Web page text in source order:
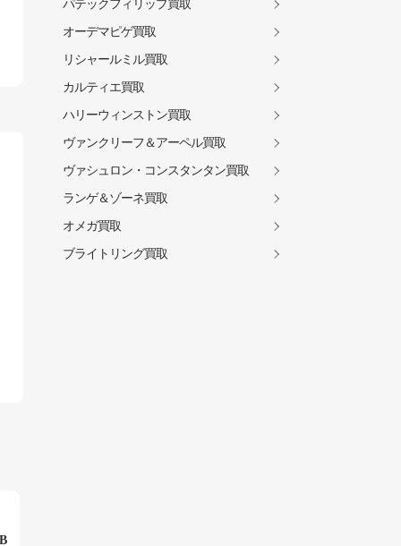
パテックフィリップ買取
オーデマピゲ買取
リシャールミル買取
カルティエ買取
ハリーウィンストン買取
ヴァンクリーフ＆アーペル買取
ヴァシュロン・コンスタンタン買取
ランゲ＆ゾーネ買取
オメガ買取
ブライトリング買取